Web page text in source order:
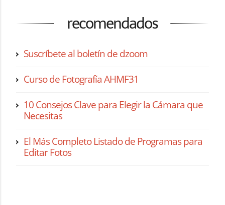
recomendados
Suscríbete al boletín de dzoom
Curso de Fotografía AHMF31
10 Consejos Clave para Elegir la Cámara que
Necesitas
El Más Completo Listado de Programas para
Editar Fotos